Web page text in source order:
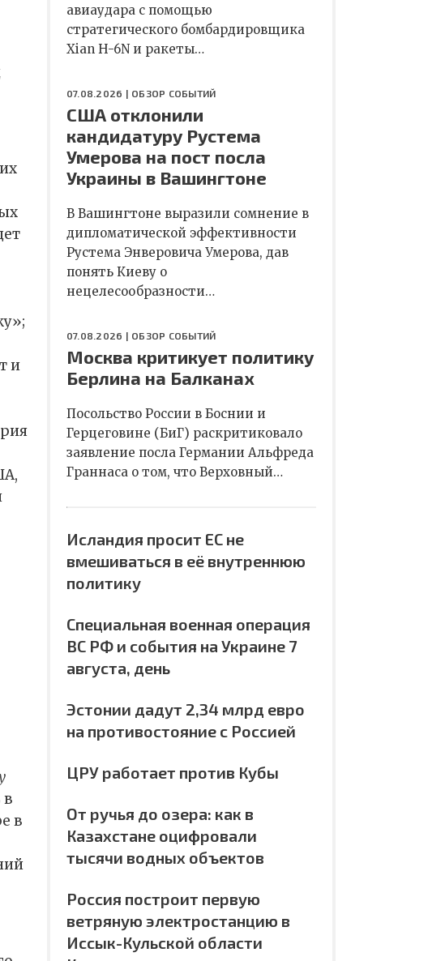
и
в
в
авиаудара с помощью
стратегического бомбардировщика
Xian H-6N и ракеты…
07.08.2026 | ОБЗОР СОБЫТИЙ
США отклонили
кандидатуру Рустема
Умерова на пост посла
Украины в Вашингтоне
В Вашингтоне выразили сомнение в
дипломатической эффективности
Рустема Энверовича Умерова, дав
понять Киеву о
нецелесообразности…
07.08.2026 | ОБЗОР СОБЫТИЙ
Москва критикует политику
Берлина на Балканах
Посольство России в Боснии и
Герцеговине (БиГ) раскритиковало
заявление посла Германии Альфреда
Граннаса о том, что Верховный…
Исландия просит ЕС не
вмешиваться в её внутреннюю
политику
Специальная военная операция
ВС РФ и события на Украине 7
августа, день
Эстонии дадут 2,34 млрд евро
на противостояние с Россией
ЦРУ работает против Кубы
От ручья до озера: как в
Казахстане оцифровали
тысячи водных объектов
Россия построит первую
ветряную электростанцию в
Иссык-Кульской области